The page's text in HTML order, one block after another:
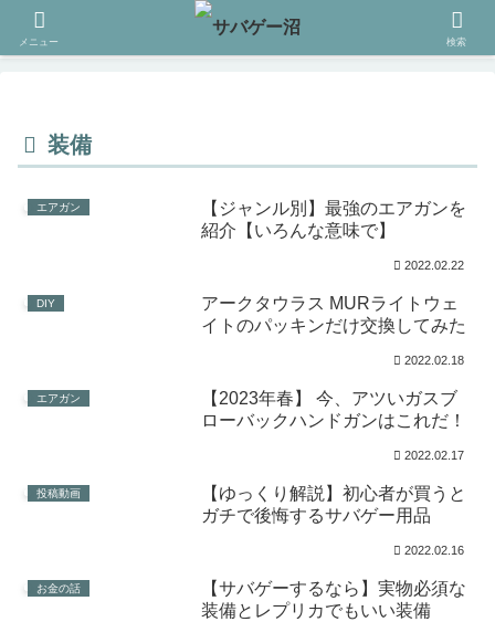
装備
エアガン
【ジャンル別】最強のエアガンを
紹介【いろんな意味で】
2022.02.22
DIY
アークタウラス MURライトウェ
イトのパッキンだけ交換してみた
2022.02.18
エアガン
【2023年春】 今、アツいガスブ
ローバックハンドガンはこれだ！
2022.02.17
投稿動画
【ゆっくり解説】初心者が買うと
ガチで後悔するサバゲー用品
2022.02.16
お金の話
【サバゲーするなら】実物必須な
装備とレプリカでもいい装備
メニュー 検索